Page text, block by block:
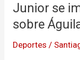
Junior se
sobre
Deportes /